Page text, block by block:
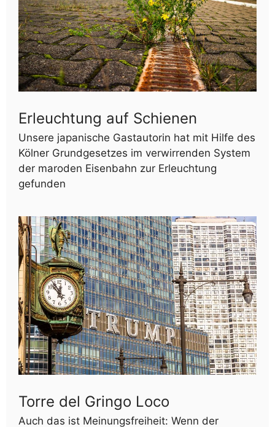
Erleuchtung auf Schienen
Unsere japanische Gastautorin hat mit Hilfe des
Kölner Grundgesetzes im verwirrenden System
der maroden Eisenbahn zur Erleuchtung
gefunden
Torre del Gringo Loco
Auch das ist Meinungsfreiheit: Wenn der